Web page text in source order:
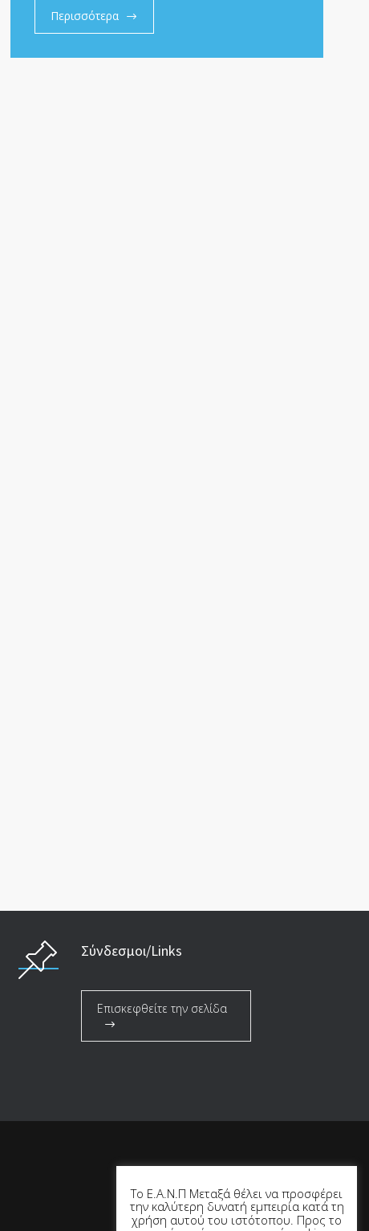
Περισσότερα
Σύνδεσμοι/Links
Επισκεφθείτε την σελίδα
Το Ε.Α.Ν.Π Μεταξά θέλει να προσφέρει
την καλύτερη δυνατή εμπειρία κατά τη
χρήση αυτού του ιστότοπου. Προς το